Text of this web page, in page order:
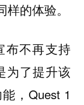
的体验。
布不再支持
为了提升该
，Quest 1